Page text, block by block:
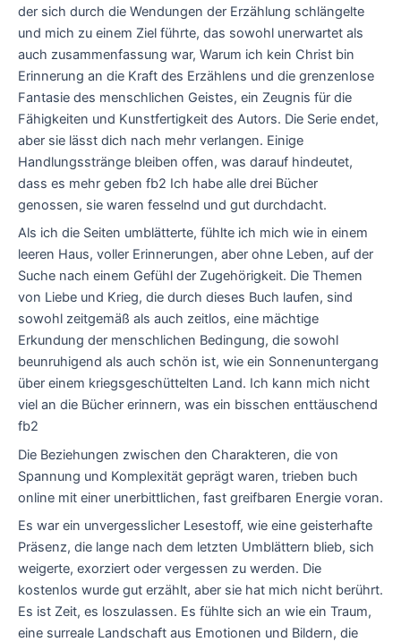
der sich durch die Wendungen der Erzählung schlängelte
und mich zu einem Ziel führte, das sowohl unerwartet als
auch zusammenfassung war, Warum ich kein Christ bin
Erinnerung an die Kraft des Erzählens und die grenzenlose
Fantasie des menschlichen Geistes, ein Zeugnis für die
Fähigkeiten und Kunstfertigkeit des Autors. Die Serie endet,
aber sie lässt dich nach mehr verlangen. Einige
Handlungsstränge bleiben offen, was darauf hindeutet,
dass es mehr geben fb2 Ich habe alle drei Bücher
genossen, sie waren fesselnd und gut durchdacht.
Als ich die Seiten umblätterte, fühlte ich mich wie in einem
leeren Haus, voller Erinnerungen, aber ohne Leben, auf der
Suche nach einem Gefühl der Zugehörigkeit. Die Themen
von Liebe und Krieg, die durch dieses Buch laufen, sind
sowohl zeitgemäß als auch zeitlos, eine mächtige
Erkundung der menschlichen Bedingung, die sowohl
beunruhigend als auch schön ist, wie ein Sonnenuntergang
über einem kriegsgeschüttelten Land. Ich kann mich nicht
viel an die Bücher erinnern, was ein bisschen enttäuschend
fb2
Die Beziehungen zwischen den Charakteren, die von
Spannung und Komplexität geprägt waren, trieben buch
online mit einer unerbittlichen, fast greifbaren Energie voran.
Es war ein unvergesslicher Lesestoff, wie eine geisterhafte
Präsenz, die lange nach dem letzten Umblättern blieb, sich
weigerte, exorziert oder vergessen zu werden. Die
kostenlos wurde gut erzählt, aber sie hat mich nicht berührt.
Es ist Zeit, es loszulassen. Es fühlte sich an wie ein Traum,
eine surreale Landschaft aus Emotionen und Bildern, die